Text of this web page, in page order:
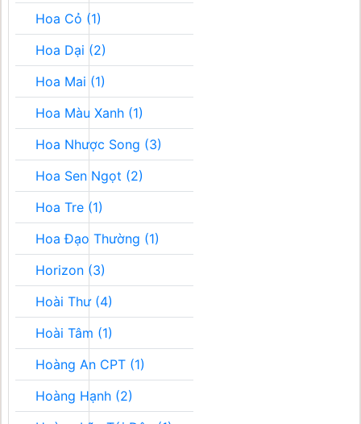
Hoa Cỏ (1)
Hoa Dại (2)
Hoa Mai (1)
Hoa Màu Xanh (1)
Hoa Nhược Song (3)
Hoa Sen Ngọt (2)
Hoa Tre (1)
Hoa Đạo Thường (1)
Horizon (3)
Hoài Thư (4)
Hoài Tâm (1)
Hoàng An CPT (1)
Hoàng Hạnh (2)